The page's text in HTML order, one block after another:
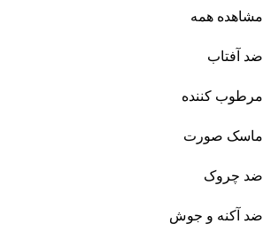
مشاهده همه
ضد آفتاب
مرطوب کننده
ماسک صورت
ضد چروک
ضد آکنه و جوش